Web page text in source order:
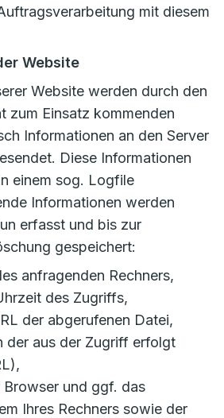
mit diesem
Website
Website werden durch den
zum Einsatz kommenden
Informationen an den Server
Diese Informationen
einem sog. Logfile
Informationen werden
erfasst und bis zur
gespeichert:
anfragenden Rechners,
des Zugriffs,
der abgerufenen Datei,
der aus der Zugriff erfolgt
und ggf. das
Ihres Rechners sowie der